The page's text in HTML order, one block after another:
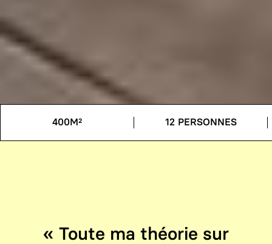
400M² 12 PERSONNES
Toute ma théorie sur